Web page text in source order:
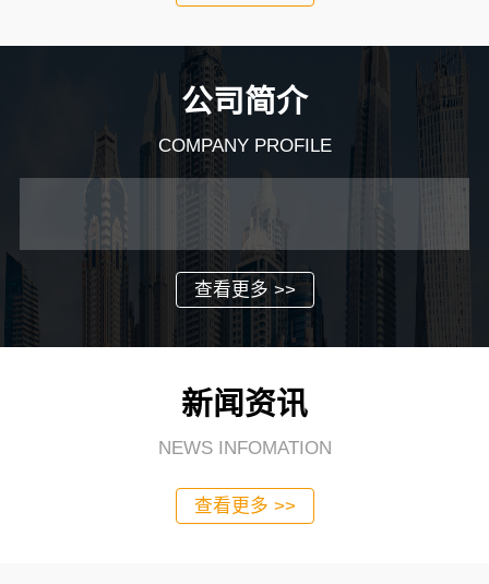
公司简介
COMPANY PROFILE
查看更多 >>
新闻资讯
NEWS INFOMATION
查看更多 >>